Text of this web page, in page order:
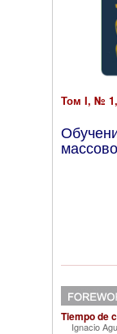
Том I, № 1,
Tiempo de
Ignacio